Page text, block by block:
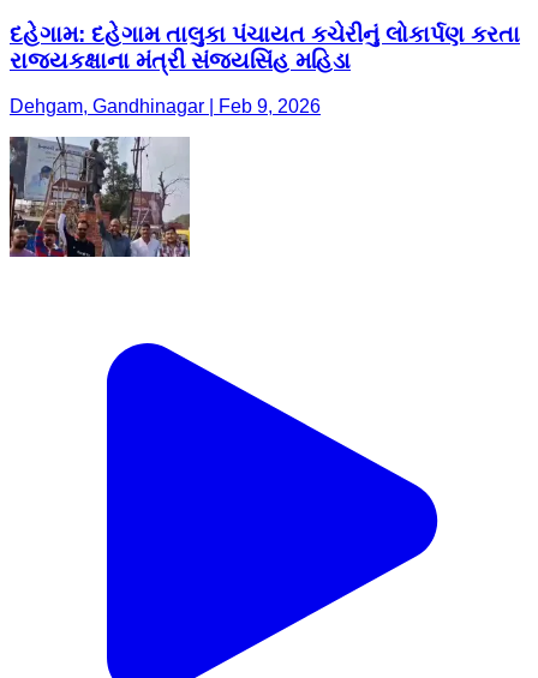
દહેગામ: દહેગામ તાલુકા પંચાયત કચેરીનું લોકાર્પણ કરતા
રાજ્યકક્ષાના મંત્રી સંજયસિંહ મહિડા
Dehgam, Gandhinagar | Feb 9, 2026